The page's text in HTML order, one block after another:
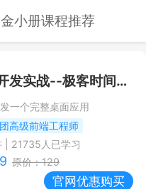
小册课程推荐
发实战--极客时间课程推荐/优惠
一个完整桌面应用
高级前端工程师
| 21735 人已学习
原价：129
官网优惠购买